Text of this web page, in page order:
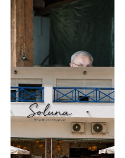
Támogatói tartalom
Családi
vállalkozások